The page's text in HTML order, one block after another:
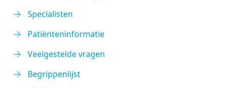
Specialisten
Patiënteninformatie
Veelgestelde vragen
Begrippenlijst